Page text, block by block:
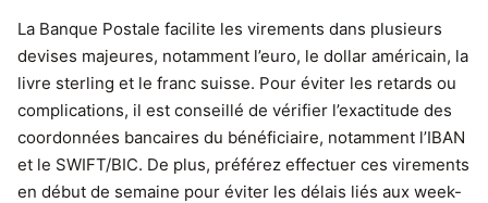
La Banque Postale facilite les virements dans plusieurs
devises majeures, notamment l’euro, le dollar américain, la
livre sterling et le franc suisse. Pour éviter les retards ou
complications, il est conseillé de vérifier l’exactitude des
coordonnées bancaires du bénéficiaire, notamment l’IBAN
et le SWIFT/BIC. De plus, préférez effectuer ces virements
en début de semaine pour éviter les délais liés aux week-